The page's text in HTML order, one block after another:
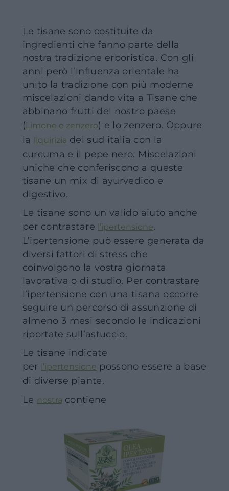
Le tisane sono costituite da
ingredienti che fanno parte della
nostra tradizione erboristica. Con gli
anni però l’influenza orientale ha
unito la tradizione con più moderne
miscelazioni dando vita a Tisane che
abbinano frutti del nostro paese
(Limone e zenzero) e lo zenzero. Oppure
la liquirizia del sud italia con la
curcuma e il pepe nero. Miscelazioni
uniche che conferiscono a queste
tisane un mix di ayurvedico e
digestivo.
Le tisane sono un valido aiuto anche
per contrastare l’ipertensione.
L’ipertensione può essere generata da
diversi fattori di stress che
coinvolgono la vostra giornata
lavorativa o di studio. Per contrastare
l’ipertensione con una tisana occorre
seguire un percorso di assunzione di
almeno 3 mesi secondo le indicazioni
riportate sull’astuccio.
Le tisane indicate
per l’ipertensione possono essere a base
di diverse piante.
Le nostra contiene